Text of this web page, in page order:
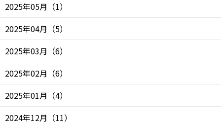
2025年05月 （1）
2025年04月 （5）
2025年03月 （6）
2025年02月 （6）
2025年01月 （4）
2024年12月 （11）